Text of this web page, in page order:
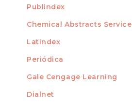
For Readers
For Librarians
INDEXADA EN
Publindex
Chemical Abstracts Service
Latindex
Periódica
Gale Cengage Learning
Dialnet